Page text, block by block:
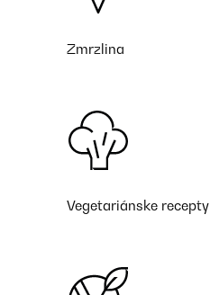
Zmrzlina
Vegetariánske recepty